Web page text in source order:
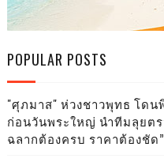
POPULAR POSTS
"ศุภมาส" ห่วงชาวพุทธ โด
ก่อนวันพระใหญ่ นำทีมลุยตร
ฉลากต้องครบ ราคาต้องชัด”